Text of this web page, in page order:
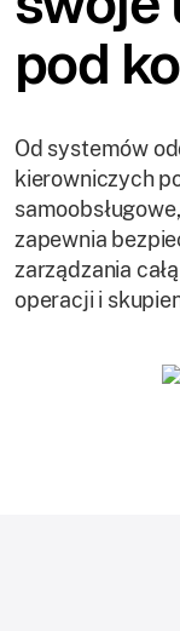
pod
Od systemów
kierowniczych
zapewnia
zarządzania
operacji i